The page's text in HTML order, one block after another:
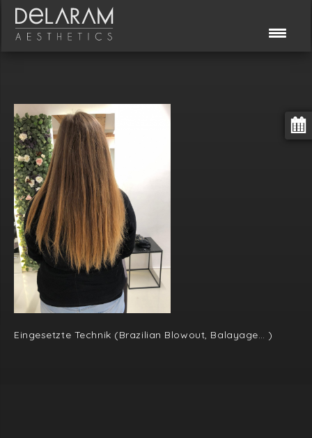
Eingesetzte Technik (Brazilian Blowout, Balayage… )